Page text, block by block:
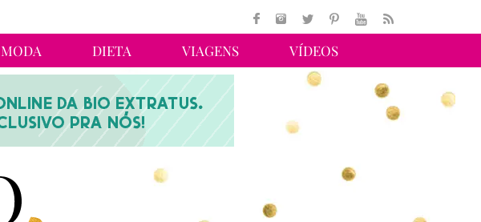
MODA DIETA VIAGENS VÍDEOS